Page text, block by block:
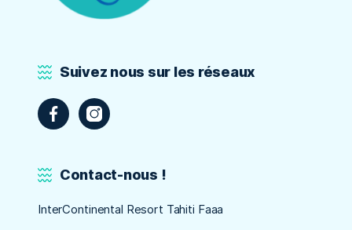
Suivez nous sur les réseaux
Contact-nous !
InterContinental Resort Tahiti Faaa